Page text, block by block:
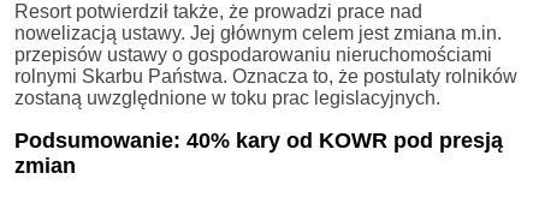
Resort potwierdził także, że prowadzi prace nad
nowelizacją ustawy. Jej głównym celem jest zmiana m.in.
przepisów ustawy o gospodarowaniu nieruchomościami
rolnymi Skarbu Państwa. Oznacza to, że postulaty rolników
zostaną uwzględnione w toku prac legislacyjnych.
Podsumowanie: 40% kary od KOWR pod presją
zmian